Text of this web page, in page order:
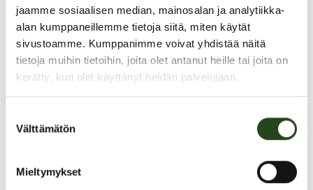
jaamme sosiaalisen median, mainosalan ja analytiikka-
alan kumppaneillemme tietoja siitä, miten käytät
sivustoamme. Kumppanimme voivat yhdistää näitä
tietoja muihin tietoihin, joita olet antanut heille tai joita on
kerätty, kun olet käyttänyt heidän palvelujaan.
valinta
Välttämätön
Mieltymykset
PAHOITTELUT, TARJOUS EI OLE ENÄÄ VOIMASSA